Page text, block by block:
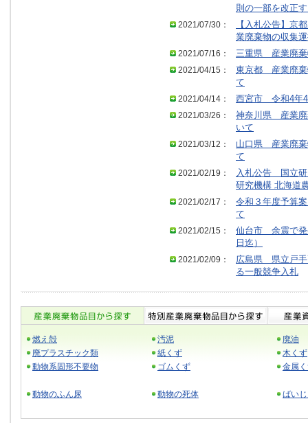
則の一部を改正
2021/07/30：
【入札公告】京
業廃棄物の収集
2021/07/16：
三重県 産業廃棄
2021/04/15：
東京都 産業廃棄
て
2021/04/14：
西宮市 令和4年4
2021/03/26：
神奈川県 産業廃
いて
2021/03/12：
山口県 産業廃棄
て
2021/02/19：
入札公告 国立研
研究機構 北海道
2021/02/17：
令和３年度予算
て
2021/02/15：
仙台市 余震で発
日迄）
2021/02/09：
広島県 県立戸手
る一般競争入札
燃え殻 汚泥
廃油
廃プラスチック類
紙くず
木くず
動物系固形不要物
ゴムくず 金属
動物のふん尿 動物の死体 ばい